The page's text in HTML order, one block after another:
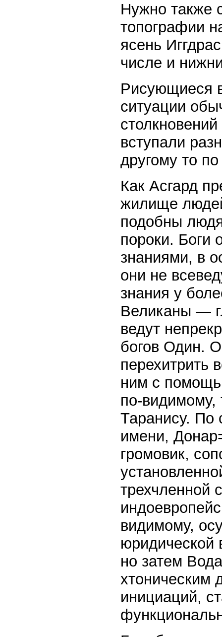
Нужно также
топографии
ясень
числе и
Рисующиеся
ситуации
вступали
другому то
Как Асгард
жилище
подобны
пороки. Боги
знаниями, в
они не
знания у
Великаны —
ведут
богов Один.
перехитрить
ним с
по-видимому,
Таранису. По
имени,
громовик,
трехчленной
видимому,
но затем
хтоническим
инициаций,